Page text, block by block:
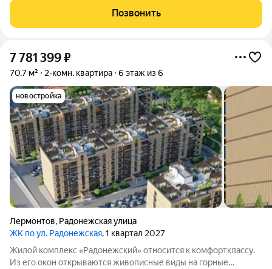
Эльбрус, Бештау, Шелудивую, а также на Кавказский хребет.
Лермонтов находится в сердце
Позвонить
7 781 399₽
70,7 м² 2-комн. квартира 6 этаж из 6
новостройка
Лермонтов, Радонежская улица
ЖК по ул. Радонежская, 1 квартал 2027
Жилой комплекс «Радонежский» относится к комфортклассу.
Из его окон открываются живописные виды на горные